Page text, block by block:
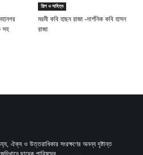
সহ
শিল্প ও সাহিত্য
মরমী কবি হাছন রাজা -দার্শনিক কবি হাসন
রাজা
ঐক্য ও উত্তরাধিকার সংরক্ষণের অনন্য দৃষ্টান্ত